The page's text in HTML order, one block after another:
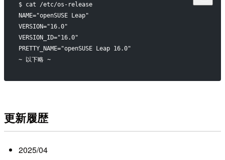
$ cat /etc/os-release
NAME="openSUSE Leap"
VERSION="16.0"
VERSION_ID="16.0"
PRETTY_NAME="openSUSE Leap 16.0"
~ 以下略 ~
更新履歴
2025/04